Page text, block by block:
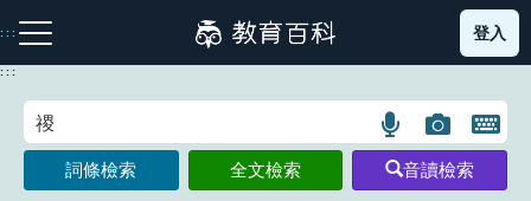
到
主
:::
注音索引圖示 筆畫索引圖示 部首索引表圖示
登入
:::
語
言
搜
圖
片
搜
開
鍵
詞條檢索 全文檢索 音讀檢索